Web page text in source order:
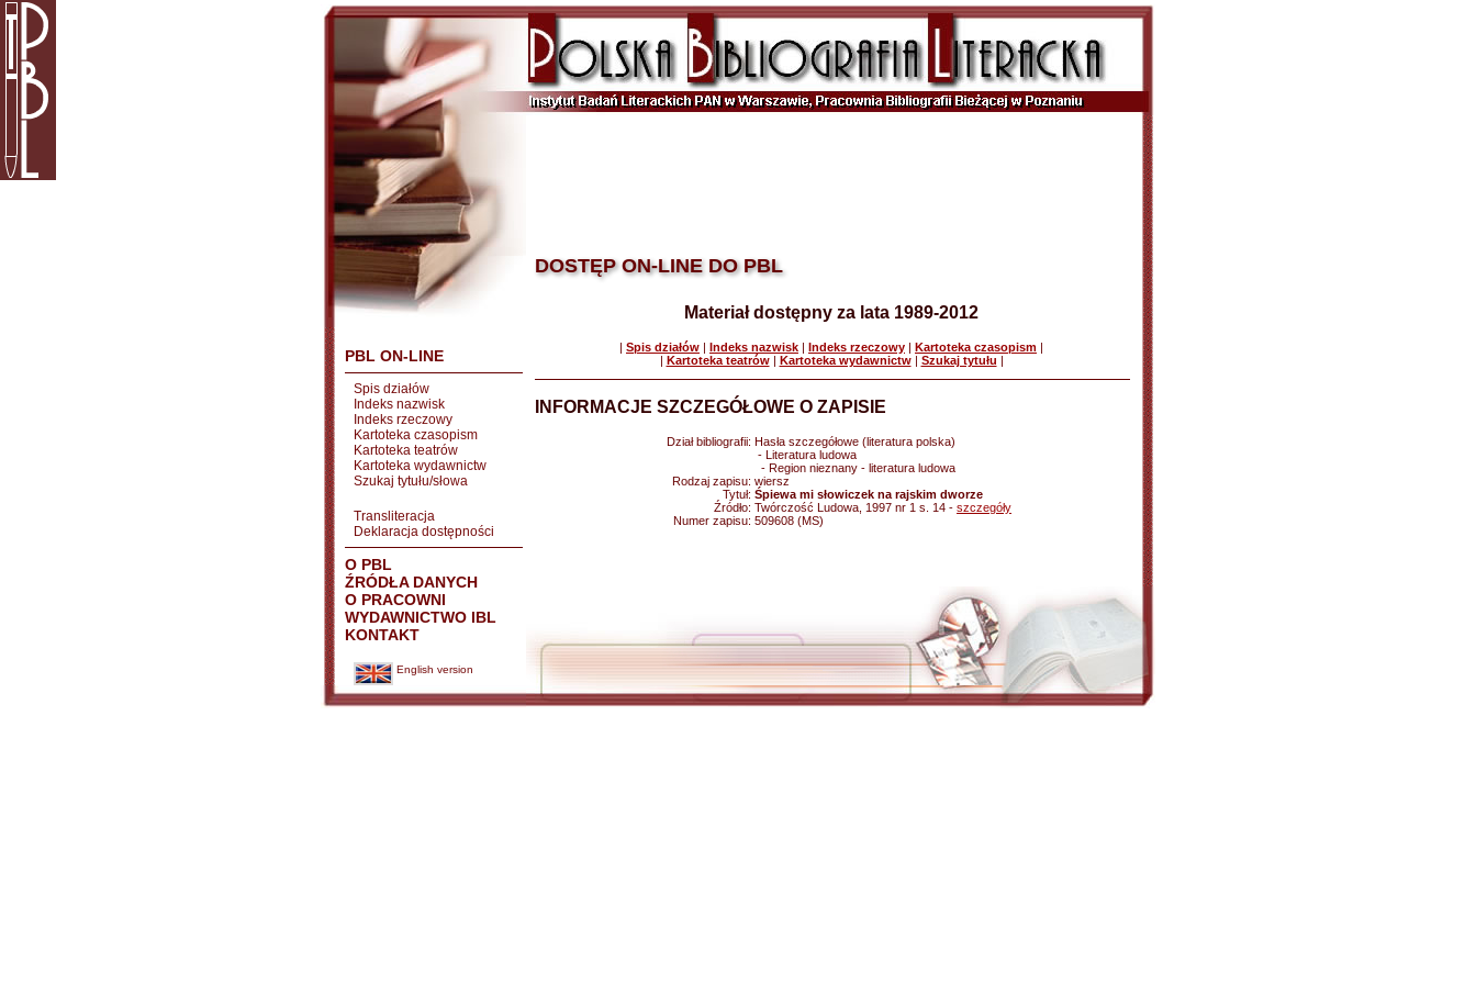
PBL ON-LINE
Spis działów
Indeks nazwisk
Indeks rzeczowy
Kartoteka czasopism
Kartoteka teatrów
Kartoteka wydawnictw
Szukaj tytułu/słowa
Transliteracja
Deklaracja dostępności
O PBL
ŹRÓDŁA DANYCH
O PRACOWNI
WYDAWNICTWO IBL
KONTAKT
English version
DOSTĘP ON-LINE DO PBL
Materiał dostępny za lata 1989-2012
| Spis działów | Indeks nazwisk | Indeks rzeczowy | Kartoteka czasopism |
| Kartoteka teatrów| Kartoteka wydawnictw| Szukaj tytułu |
INFORMACJE SZCZEGÓŁOWE O ZAPISIE
Dział bibliografii: Hasła szczegółowe (literatura polska)
- Literatura ludowa
- Region nieznany - literatura ludowa
Rodzaj zapisu: wiersz
Tytuł: Śpiewa mi słowiczek na rajskim dworze
Źródło: Twórczość Ludowa, 1997 nr 1 s. 14 - szczegóły
Numer zapisu: 509608 (MS)